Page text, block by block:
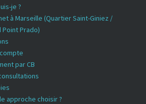
je ?
à Marseille (Quartier Saint-Giniez /
Point Prado)
par CB
approche choisir ?